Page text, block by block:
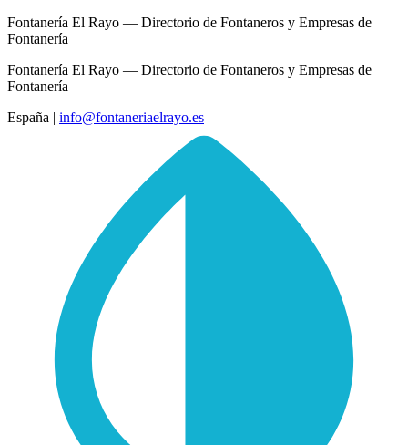
Fontanería El Rayo — Directorio de Fontaneros y Empresas de
Fontanería
Fontanería El Rayo — Directorio de Fontaneros y Empresas de
Fontanería
España | info@fontaneriaelrayo.es